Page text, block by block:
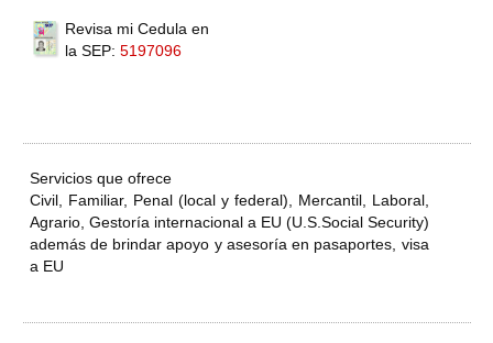
Revisa mi Cedula en
la SEP: 5197096
Servicios que ofrece
Civil, Familiar, Penal (local y federal), Mercantil, Laboral,
Agrario, Gestoría internacional a EU (U.S.Social Security)
además de brindar apoyo y asesoría en pasaportes, visa
a EU